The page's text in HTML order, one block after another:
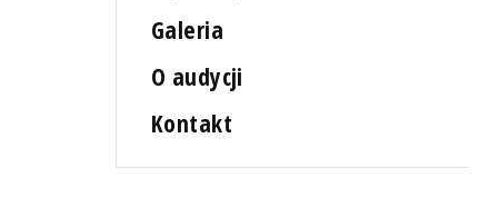
Galeria
O audycji
Kontakt